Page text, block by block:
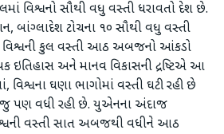
વિશ્વનો સૌથી વધુ વસ્‍તી ધરાવતો દેશ છે.
બાંગ્‍લાદેશ ટોચના ૧૦ સૌથી વધુ વસ્‍તી
વિશ્વની કુલ વસ્‍તી આઠ અબજનો આંકડો
ઇતિહાસ અને માનવ વિકાસની દ્રષ્ટિએ આ
વિશ્વના ઘણા ભાગોમાં વસ્‍તી ઘટી રહી છે
પણ વધી રહી છે. યુએનના અંદાજ
વસ્‍તી સાત અબજથી વધીને આઠ